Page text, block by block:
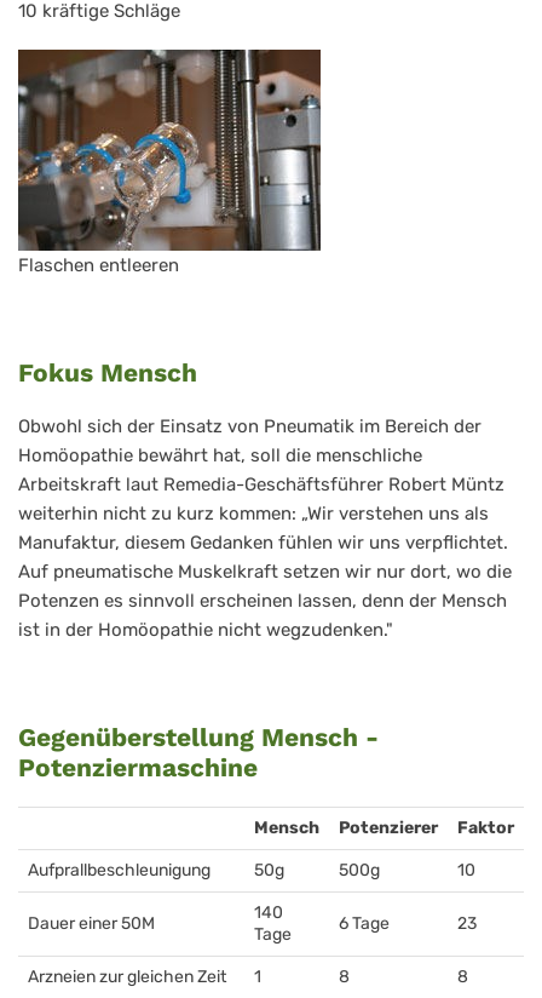
10 kräftige Schläge
Flaschen entleeren
Fokus Mensch
Obwohl sich der Einsatz von Pneumatik im Bereich der
Homöopathie bewährt hat, soll die menschliche
Arbeitskraft laut Remedia-Geschäftsführer Robert Müntz
weiterhin nicht zu kurz kommen: „Wir verstehen uns als
Manufaktur, diesem Gedanken fühlen wir uns verpflichtet.
Auf pneumatische Muskelkraft setzen wir nur dort, wo die
Potenzen es sinnvoll erscheinen lassen, denn der Mensch
ist in der Homöopathie nicht wegzudenken."
Gegenüberstellung Mensch -
Potenziermaschine
Mensch Potenzierer Faktor
Aufprallbeschleunigung 50g 500g 10
Dauer einer 50M
140
Tage
6 Tage 23
Arzneien zur gleichen Zeit 1 8 8